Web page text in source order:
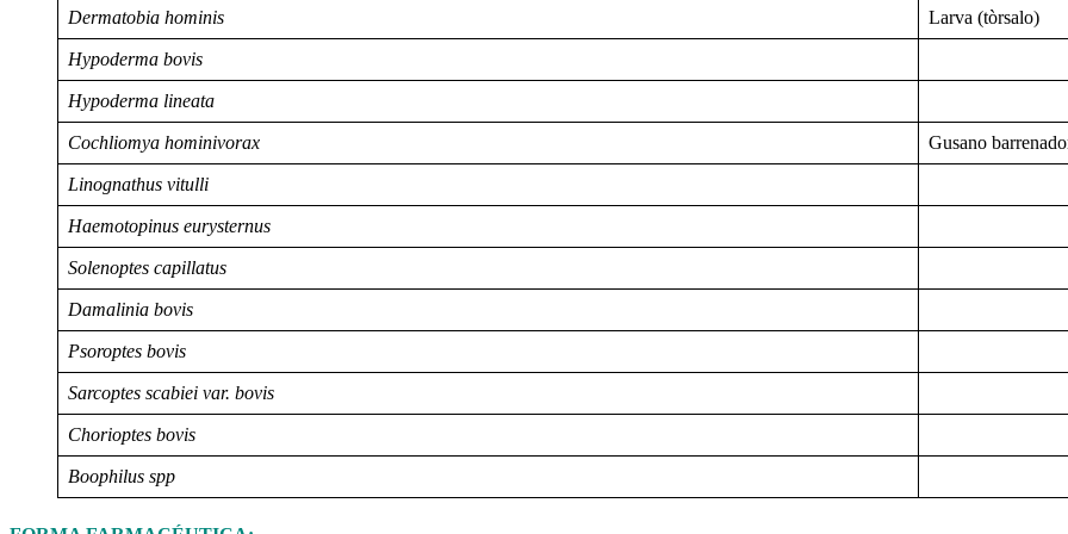
Dermatobia hominis Larva (tòrsalo)
Hypoderma bovis
Hypoderma lineata
Cochliomya hominivorax Gusano
Linognathus vitulli
Haemotopinus eurysternus
Solenoptes capillatus
Damalinia bovis
Psoroptes bovis
Sarcoptes scabiei var. bovis
Chorioptes bovis
Boophilus spp